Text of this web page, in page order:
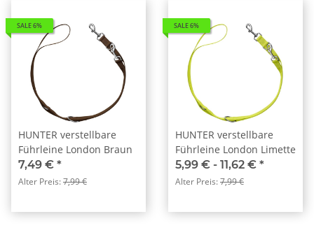
SALE 6%
HUNTER verstellbare
Führleine London Braun
7,49 € *
Alter Preis:7,99 €
SALE 6%
HUNTER verstellbare
Führleine London Limette
5,99 € - 11,62 € *
Alter Preis:7,99 €